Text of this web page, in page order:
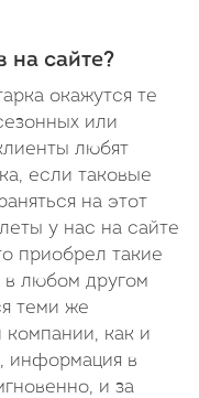
на сайте?
окажутся те
или
любят
если таковые
на этот
у нас на сайте
приобрел такие
в любом другом
теми же
как и
информация в
и за